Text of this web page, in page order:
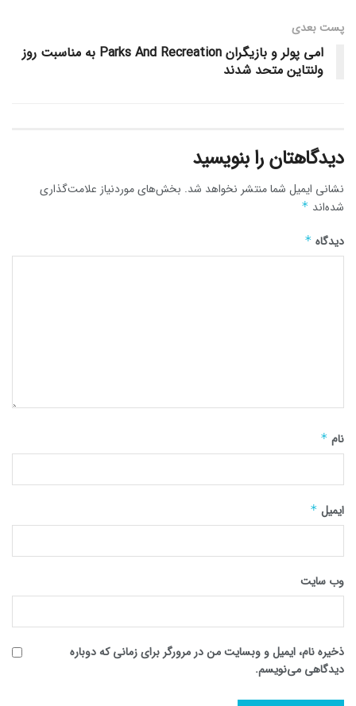
پست‌ بعدی
امی پولر و بازیگران Parks And Recreation به مناسبت روز
ولنتاین متحد شدند
دیدگاهتان را بنویسید
نشانی ایمیل شما منتشر نخواهد شد. بخش‌های موردنیاز علامت‌گذاری
شده‌اند *
دیدگاه *
نام *
ایمیل *
وب‌ سایت
ذخیره نام، ایمیل و وبسایت من در مرورگر برای زمانی که دوباره
دیدگاهی می‌نویسم.